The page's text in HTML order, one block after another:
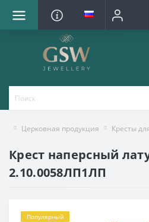
Церковная продукция Кресты
Крест наперсный
2.10.0058ЛП1ЛП
Популярный